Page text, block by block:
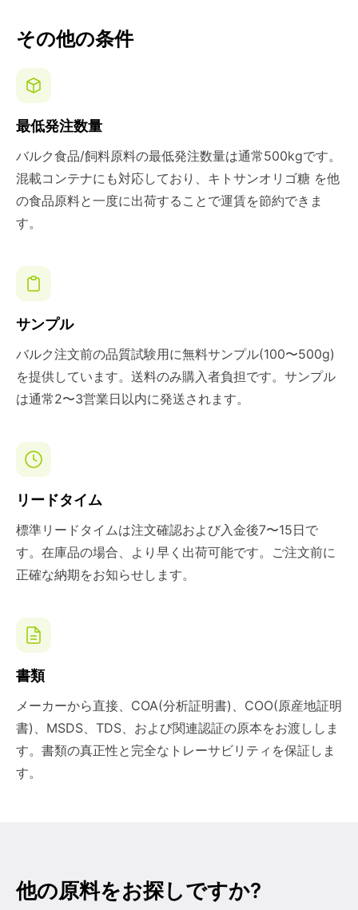
その他の条件
最低発注数量
バルク食品/飼料原料の最低発注数量は通常500kgです。
混載コンテナにも対応しており、キトサンオリゴ糖 を他
の食品原料と一度に出荷することで運賃を節約できま
す。
サンプル
バルク注文前の品質試験用に無料サンプル(100〜500g)
を提供しています。送料のみ購入者負担です。サンプル
は通常2〜3営業日以内に発送されます。
リードタイム
標準リードタイムは注文確認および入金後7〜15日で
す。在庫品の場合、より早く出荷可能です。ご注文前に
正確な納期をお知らせします。
書類
メーカーから直接、COA(分析証明書)、COO(原産地証明
書)、MSDS、TDS、および関連認証の原本をお渡ししま
す。書類の真正性と完全なトレーサビリティを保証しま
す。
他の原料をお探しですか?